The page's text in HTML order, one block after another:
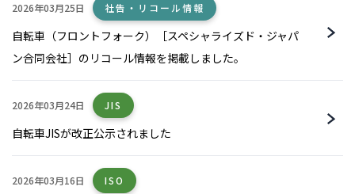
2026年03月25日 社告・リコール情報
自転車（フロントフォーク）［スペシャライズド・ジャパ
ン合同会社］のリコール情報を掲載しました。
2026年03月24日 JIS
自転車JISが改正公示されました
2026年03月16日 ISO